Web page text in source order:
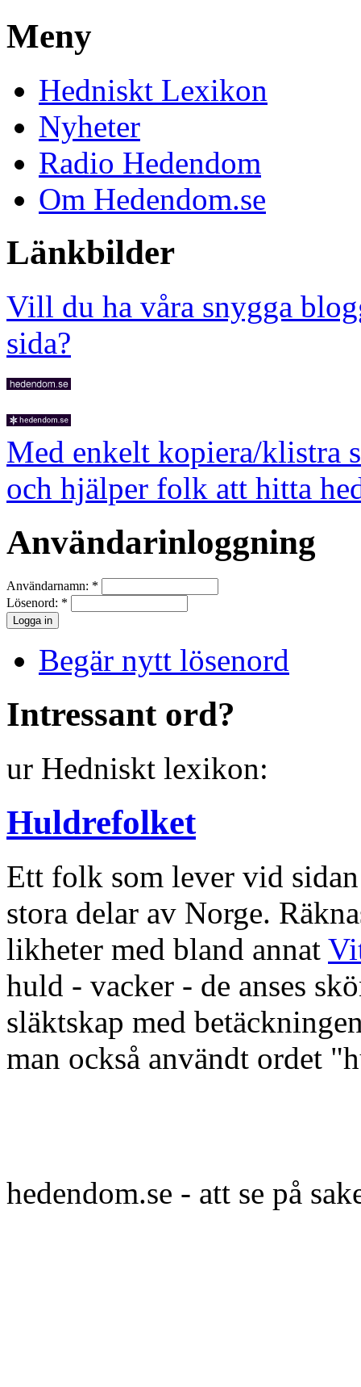
Meny
Hedniskt Lexikon
Nyheter
Radio Hedendom
Om Hedendom.se
Länkbilder
Vill du ha våra snygga
sida?
Med enkelt kopiera/klistra
och hjälper folk att hitta
Användarinloggning
Användarnamn: *
Lösenord: *
Begär nytt lösenord
Intressant ord?
ur Hedniskt lexikon:
Huldrefolket
Ett folk som lever vid
stora delar av Norge.
likheter med bland annat
huld - vacker - de anses
släktskap med
man också användt ordet
hedendom.se - att se på